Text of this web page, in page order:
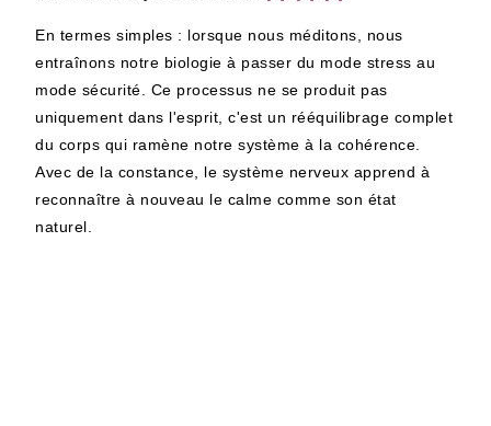
En termes simples : lorsque nous méditons, nous
entraînons notre biologie à passer du mode stress au
mode sécurité. Ce processus ne se produit pas
uniquement dans l'esprit, c'est un rééquilibrage complet
du corps qui ramène notre système à la cohérence.
Avec de la constance, le système nerveux apprend à
reconnaître à nouveau le calme comme son état
naturel.